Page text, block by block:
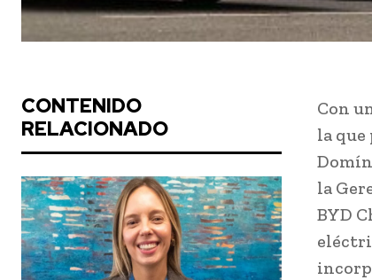
CONTENIDO
RELACIONADO
Con
la que
la
BYD